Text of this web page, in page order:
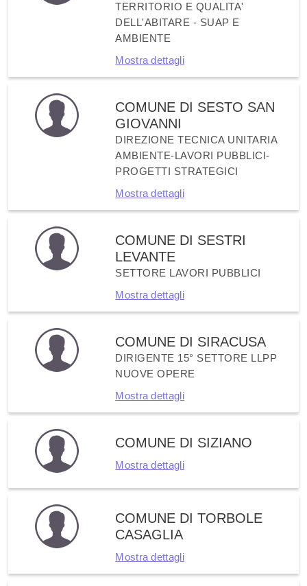
TERRITORIO E QUALITA'
DELL'ABITARE - SUAP E
AMBIENTE
Mostra dettagli
COMUNE DI SESTO SAN
GIOVANNI
DIREZIONE TECNICA UNITARIA
AMBIENTE-LAVORI PUBBLICI-
PROGETTI STRATEGICI
Mostra dettagli
COMUNE DI SESTRI
LEVANTE
SETTORE LAVORI PUBBLICI
Mostra dettagli
COMUNE DI SIRACUSA
DIRIGENTE 15° SETTORE LLPP
NUOVE OPERE
Mostra dettagli
COMUNE DI SIZIANO
Mostra dettagli
COMUNE DI TORBOLE
CASAGLIA
Mostra dettagli